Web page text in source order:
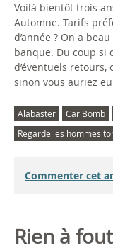
Voilà bientôt trois
Automne. Tarifs
d’année ? On a
banque. Du coup si
d’éventuels
sinon vous auriez
Alabaster Car Bomb
Regarde les hommes
Commenter cet
Rien à